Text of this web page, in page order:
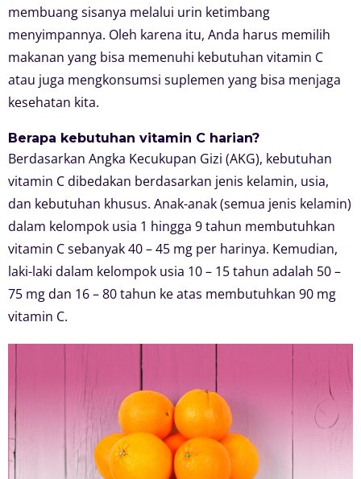
membuang sisanya melalui urin ketimbang
menyimpannya. Oleh karena itu, Anda harus memilih
makanan yang bisa memenuhi kebutuhan vitamin C
atau juga mengkonsumsi suplemen yang bisa menjaga
kesehatan kita.
Berapa kebutuhan vitamin C harian?
Berdasarkan Angka Kecukupan Gizi (AKG), kebutuhan
vitamin C dibedakan berdasarkan jenis kelamin, usia,
dan kebutuhan khusus. Anak-anak (semua jenis kelamin)
dalam kelompok usia 1 hingga 9 tahun membutuhkan
vitamin C sebanyak 40 – 45 mg per harinya. Kemudian,
laki-laki dalam kelompok usia 10 – 15 tahun adalah 50 –
75 mg dan 16 – 80 tahun ke atas membutuhkan 90 mg
vitamin C.